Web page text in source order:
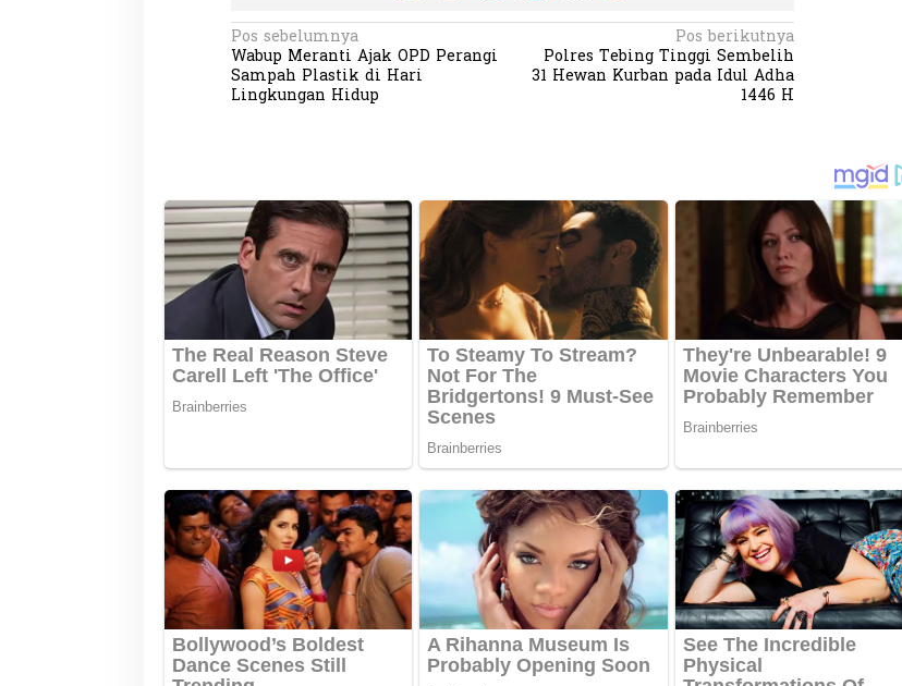
N
a
v
a
s
i
p
s
Pos sebelumnya
Wabup Meranti Ajak OPD Perangi
Sampah Plastik di Hari
Lingkungan Hidup
Pos berikutnya
Polres Tebing Tinggi Sembelih
31 Hewan Kurban pada Idul Adha
1446 H
Partisipasi Pemuda dalam
Pelayanan Sukarela Internasional
Diadakan di Nanjing
Di GLOBAL, VIDEO | 18 Januari 2024
Eksplore Meranti – Yok ke
Di Budaya, NASIONAL, VIDEO, Wisata
2024